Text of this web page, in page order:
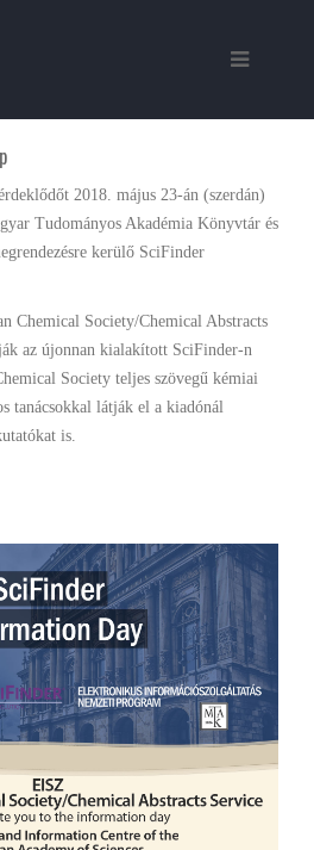
2018. május 23-án (szerdán)
Tudományos Akadémia Könyvtár és
kerülő SciFinder
Chemical Society/Chemical Abstracts
az újonnan kialakított SciFinder-n
Society teljes szövegű kémiai
tanácsokkal látják el a kiadónál
is.